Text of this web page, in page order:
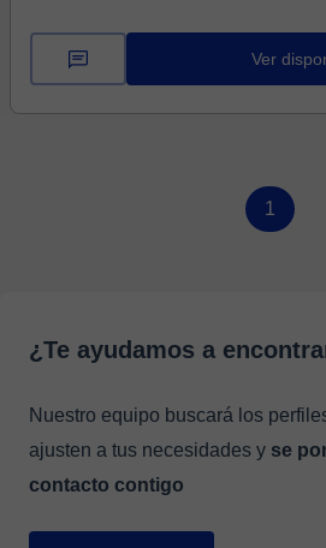
Ver
1
¿Te ayudamos a
Nuestro equipo buscará los
ajusten a tus necesidades y se
contacto contigo